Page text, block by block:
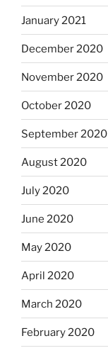
January 2021
December 2020
November 2020
October 2020
September 2020
August 2020
July 2020
June 2020
May 2020
April 2020
March 2020
February 2020